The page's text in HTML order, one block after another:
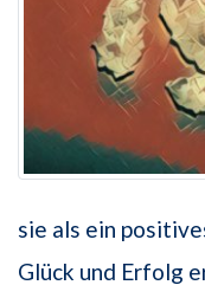
sie als ein
Glück und Erfolg